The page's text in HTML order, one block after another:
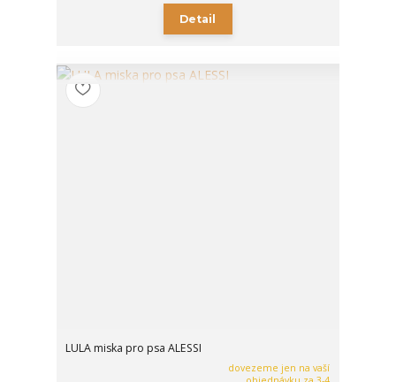
Detail
LULA miska pro psa ALESSI
dovezeme jen na vaší